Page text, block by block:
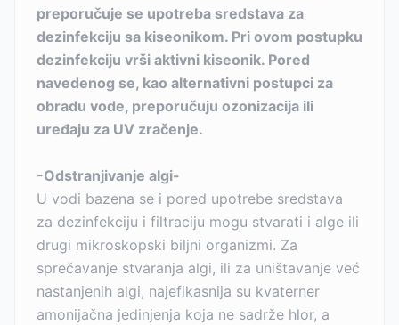
preporučuje se upotreba sredstava za
dezinfekciju sa kiseonikom. Pri ovom postupku
dezinfekciju vrši aktivni kiseonik. Pored
navedenog se, kao alternativni postupci za
obradu vode, preporučuju ozonizacija ili
uređaju za UV zračenje.
-Odstranjivanje algi-
U vodi bazena se i pored upotrebe sredstava
za dezinfekciju i filtraciju mogu stvarati i alge ili
drugi mikroskopski biljni organizmi. Za
sprečavanje stvaranja algi, ili za uništavanje već
nastanjenih algi, najefikasnija su kvaterner
amonijačna jedinjenja koja ne sadrže hlor, a